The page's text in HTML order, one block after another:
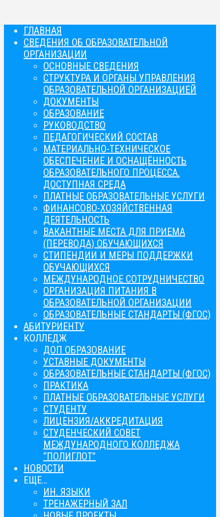
ГЛАВНАЯ
СВЕДЕНИЯ ОБ ОБРАЗОВАТЕЛЬНОЙ
ОРГАНИЗАЦИИ
ОСНОВНЫЕ СВЕДЕНИЯ
СТРУКТУРА И ОРГАНЫ УПРАВЛЕНИЯ
ОБРАЗОВАТЕЛЬНОЙ ОРГАНИЗАЦИЕЙ
ДОКУМЕНТЫ
ОБРАЗОВАНИЕ
РУКОВОДСТВО
ПЕДАГОГИЧЕСКИЙ СОСТАВ
МАТЕРИАЛЬНО-ТЕХНИЧЕСКОЕ
ОБЕСПЕЧЕНИЕ И ОСНАЩЁННОСТЬ
ОБРАЗОВАТЕЛЬНОГО ПРОЦЕССА.
ДОСТУПНАЯ СРЕДА
ПЛАТНЫЕ ОБРАЗОВАТЕЛЬНЫЕ УСЛУГИ
ФИНАНСОВО-ХОЗЯЙСТВЕННАЯ
ДЕЯТЕЛЬНОСТЬ
ВАКАНТНЫЕ МЕСТА ДЛЯ ПРИЕМА
(ПЕРЕВОДА) ОБУЧАЮЩИХСЯ
СТИПЕНДИИ И МЕРЫ ПОДДЕРЖКИ
ОБУЧАЮЩИХСЯ
МЕЖДУНАРОДНОЕ СОТРУДНИЧЕСТВО
ОРГАНИЗАЦИЯ ПИТАНИЯ В
ОБРАЗОВАТЕЛЬНОЙ ОРГАНИЗАЦИИ
ОБРАЗОВАТЕЛЬНЫЕ СТАНДАРТЫ (ФГОС)
АБИТУРИЕНТУ
КОЛЛЕДЖ
ДОП ОБРАЗОВАНИЕ
УСТАВНЫЕ ДОКУМЕНТЫ
ОБРАЗОВАТЕЛЬНЫЕ СТАНДАРТЫ (ФГОС)
ПРАКТИКА
ПЛАТНЫЕ ОБРАЗОВАТЕЛЬНЫЕ УСЛУГИ
СТУДЕНТУ
ЛИЦЕНЗИЯ/АККРЕДИТАЦИЯ
СТУДЕНЧЕСКИЙ СОВЕТ
МЕЖДУНАРОДНОГО КОЛЛЕДЖА
“ПОЛИГЛОТ”
НОВОСТИ
ЕЩЕ…
ИН. ЯЗЫКИ
ТРЕНАЖЕРНЫЙ ЗАЛ